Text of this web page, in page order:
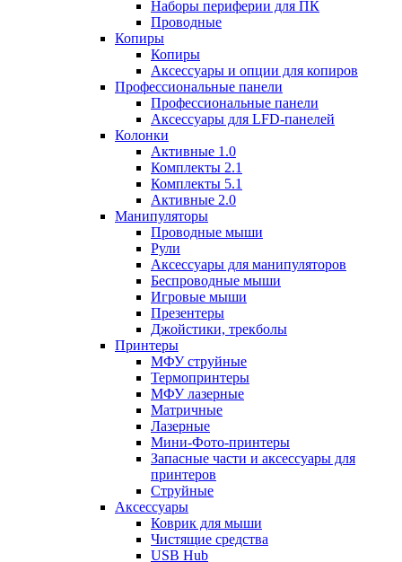
Наборы периферии для ПК
Проводные
Копиры
Копиры
Аксессуары и опции для копиров
Профессиональные панели
Профессиональные панели
Аксессуары для LFD-панелей
Колонки
Активные 1.0
Комплекты 2.1
Комплекты 5.1
Активные 2.0
Манипуляторы
Проводные мыши
Рули
Аксессуары для манипуляторов
Беспроводные мыши
Игровые мыши
Презентеры
Джойстики, трекболы
Принтеры
МФУ струйные
Термопринтеры
МФУ лазерные
Матричные
Лазерные
Мини-Фото-принтеры
Запасные части и аксессуары для
принтеров
Струйные
Аксессуары
Коврик для мыши
Чистящие средства
USB Hub